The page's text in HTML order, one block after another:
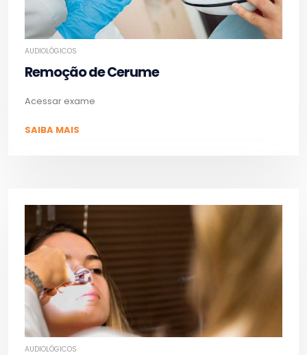
AUDIOLÓGICOS
Remoção de Cerume
Acessar exame
SAIBA MAIS
AUDIOLÓGICOS